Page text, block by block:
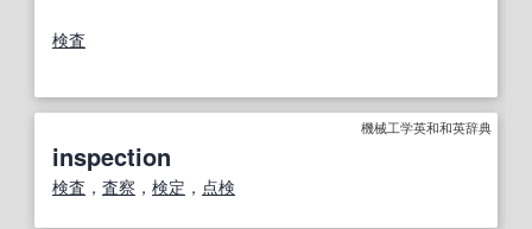
検査
機械工学英和和英辞典
inspection
検査 ， 査察 ， 検定 ， 点検